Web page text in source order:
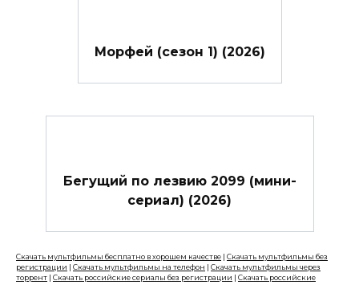
Морфей (сезон 1) (2026)
Бегущий по лезвию 2099 (мини-
сериал) (2026)
Скачать мультфильмы бесплатно в хорошем качестве | Скачать мультфильмы без
регистрации | Скачать мультфильмы на телефон | Скачать мультфильмы через
торрент | Скачать российские сериалы без регистрации | Скачать российские